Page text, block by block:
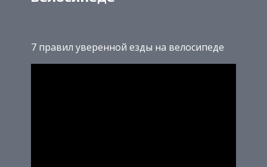
7 правил уверенной езды на велосипеде